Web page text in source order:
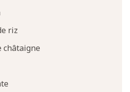
riz
châtaigne